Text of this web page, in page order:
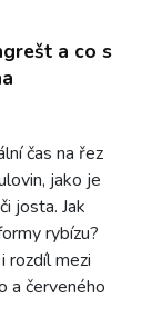
a co s
čas na řez
jako je
josta. Jak
rybízu?
rozdíl mezi
a červeného